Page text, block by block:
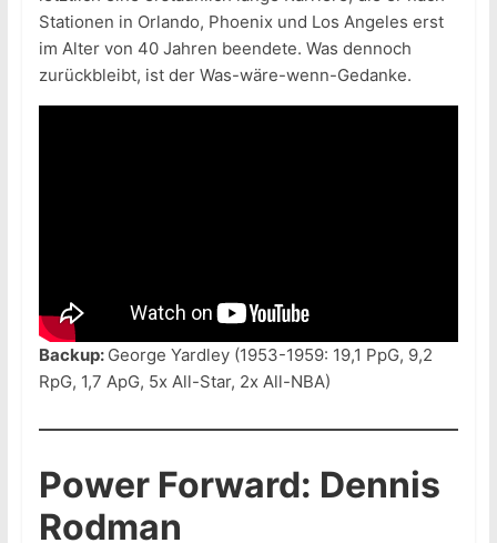
Stationen in Orlando, Phoenix und Los Angeles erst
im Alter von 40 Jahren beendete. Was dennoch
zurückbleibt, ist der Was-wäre-wenn-Gedanke.
Backup: George Yardley (1953-1959: 19,1 PpG, 9,2
RpG, 1,7 ApG, 5x All-Star, 2x All-NBA)
Power Forward: Dennis
Rodman